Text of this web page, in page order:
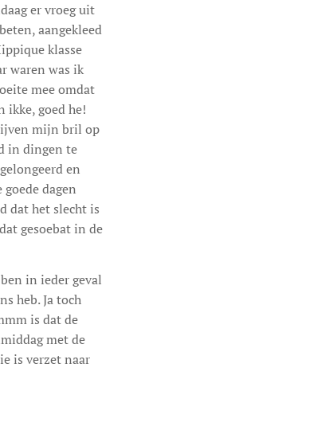
er vroeg uit
aangekleed
klasse
waren was ik
mee omdat
ikke, goed he!
mijn bril op
in dingen te
en
dagen
dat het slecht is
gesoebat in de
in ieder geval
heb. Ja toch
is dat de
met de
is verzet naar